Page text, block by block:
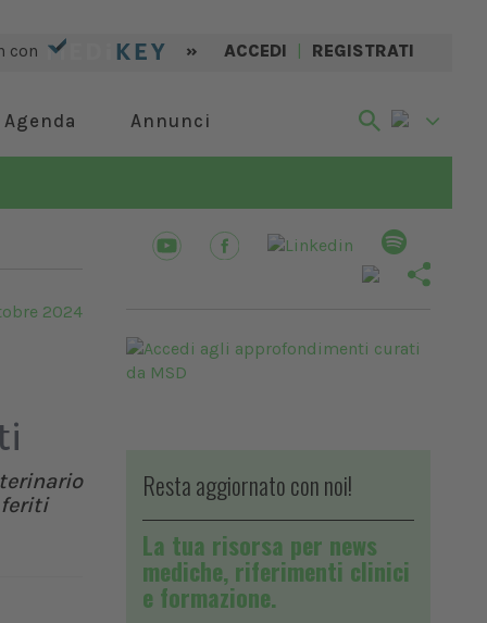
con » ACCEDI | REGISTRATI
Agenda Annunci
2024
Resta aggiornato con noi!
La tua risorsa per news
mediche, riferimenti clinici
e formazione.